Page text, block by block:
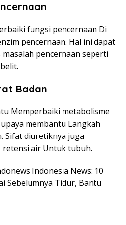
fungsi pencernaan Di
pencernaan. Hal ini dapat
pencernaan seperti
Badan
Memperbaiki metabolisme
membantu Langkah
Sifat diuretiknya juga
retensi air Untuk tubuh.
Indonesia News: 10
Sebelumnya Tidur, Bantu